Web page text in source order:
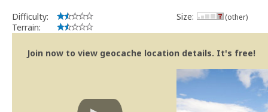
Difficulty:
Terrain:
Size: (other)
Join now to view geocache location details. It's free!